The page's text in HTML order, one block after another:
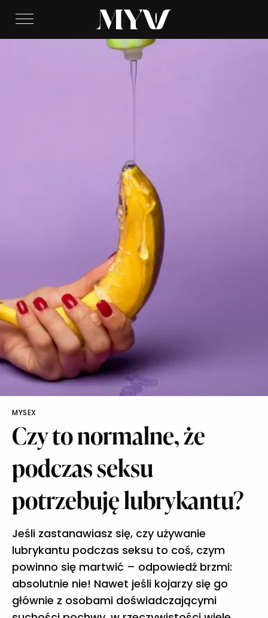
MYSEX
Czy to normalne, że
podczas seksu
potrzebuję lubrykantu?
Jeśli zastanawiasz się, czy używanie
lubrykantu podczas seksu to coś, czym
powinno się martwić – odpowiedź brzmi:
absolutnie nie! Nawet jeśli kojarzy się go
głównie z osobami doświadczającymi